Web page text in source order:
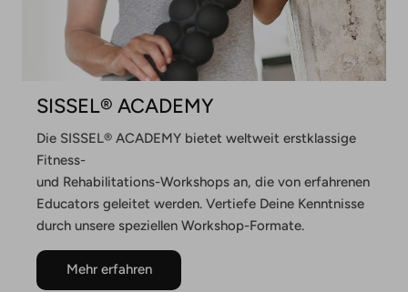
SISSEL® ACADEMY
Die SISSEL® ACADEMY bietet weltweit erstklassige
Fitness-
und Rehabilitations-Workshops an, die von erfahrenen
Educators geleitet werden. Vertiefe Deine Kenntnisse
durch unsere speziellen Workshop-Formate.
Mehr erfahren